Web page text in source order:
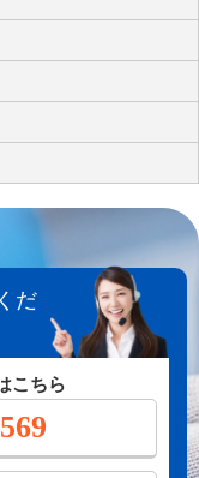
だ
こちら